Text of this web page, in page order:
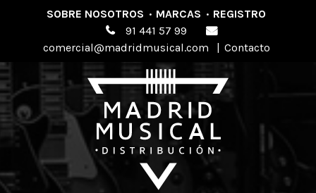
SOBRE NOSOTROS · MARCAS · REGISTRO
91 441 57 99
comercial@madridmusical.com
| Contacto